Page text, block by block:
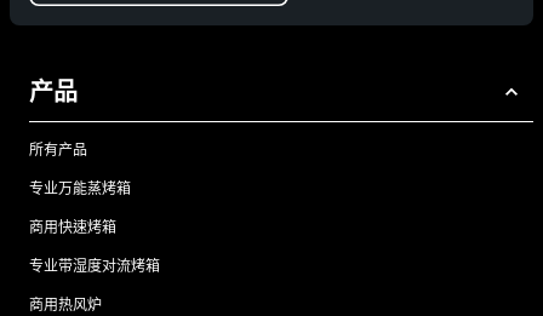
产品
所有产品
专业万能蒸烤箱
商用快速烤箱
专业带湿度对流烤箱
商用热风炉